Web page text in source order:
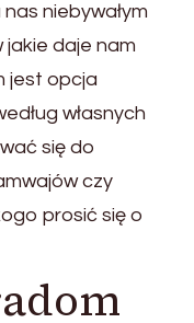
niebywałym
jakie daje nam
jest opcja
własnych
się do
czy
prosić się o